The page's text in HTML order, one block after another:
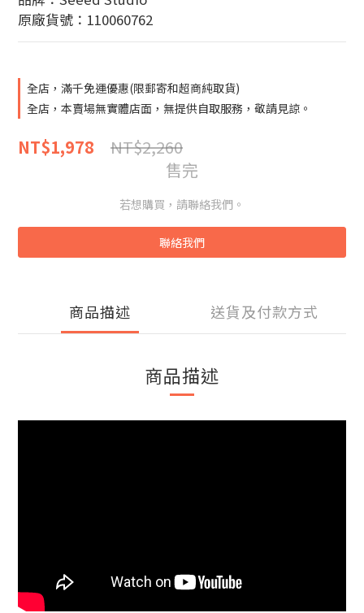
原廠貨號：110060762
全店，滿千免運優惠(限郵寄和超商純取貨)
全店，本賣場無實體店面，無提供自取服務，敬請見諒。
NT$1,978 NT$2,260
售完
若想購買，請聯絡我們。
聯絡我們
商品描述 送貨及付款方式
商品描述